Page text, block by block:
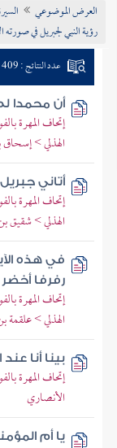
تراجم الأعلام
العرض الموضوعي
رؤية النبي لجبريل في صورته
عدد النتائج : 409
أن محمدا
إتحاف المهرة
الهذلي > إسحاق
أتاني
إتحاف المهرة
الهذلي > شقيق
في هذه
رفرفا
إتحاف المهرة
الهذلي >
بينا أنا
إتحاف المهرة
الأنصاري
يا أم